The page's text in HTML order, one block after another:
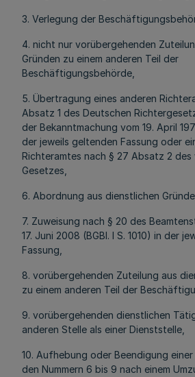
3. Verlegung der
4. nicht nur vorübergehenden
Gründen zu einem anderen Teil der
Beschäftigungsbehörde,
5. Übertragung eines anderen
Absatz 1 des Deutschen
der Bekanntmachung vom 19. April
der jeweils geltenden Fassung oder
Richteramtes nach § 27 Absatz 2
Gesetzes,
6. Abordnung aus dienstlichen
7. Zuweisung nach § 20 des
17. Juni 2008 (BGBl. I S. 1010) in der
Fassung,
8. vorübergehenden Zuteilung aus
zu einem anderen Teil der
9. vorübergehenden dienstlichen
anderen Stelle als einer Dienststelle,
10. Aufhebung oder Beendigung einer
den Nummern 6 bis 9 nach einem